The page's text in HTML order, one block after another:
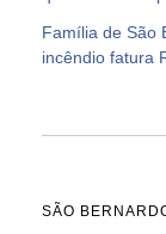
Família de São
incêndio fatura
SÃO